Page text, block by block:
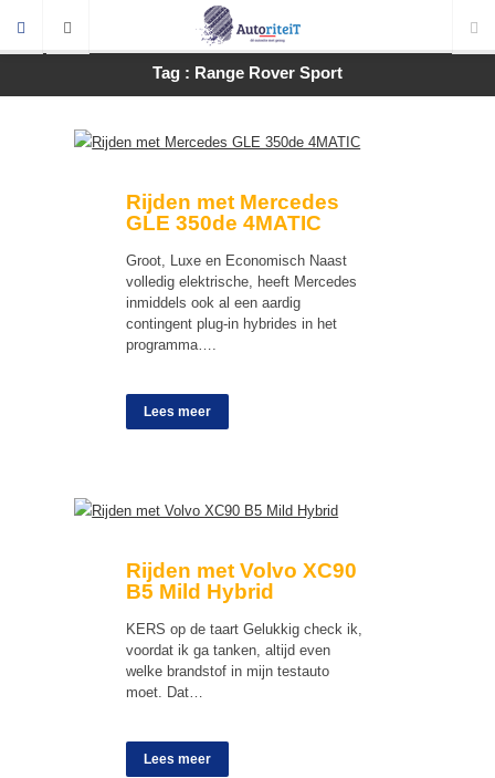
Tag : Range Rover Sport
Rijden met Mercedes
GLE 350de 4MATIC
Groot, Luxe en Economisch Naast
volledig elektrische, heeft Mercedes
inmiddels ook al een aardig
contingent plug-in hybrides in het
programma….
Lees meer
Rijden met Volvo XC90
B5 Mild Hybrid
KERS op de taart Gelukkig check ik,
voordat ik ga tanken, altijd even
welke brandstof in mijn testauto
moet. Dat…
Lees meer